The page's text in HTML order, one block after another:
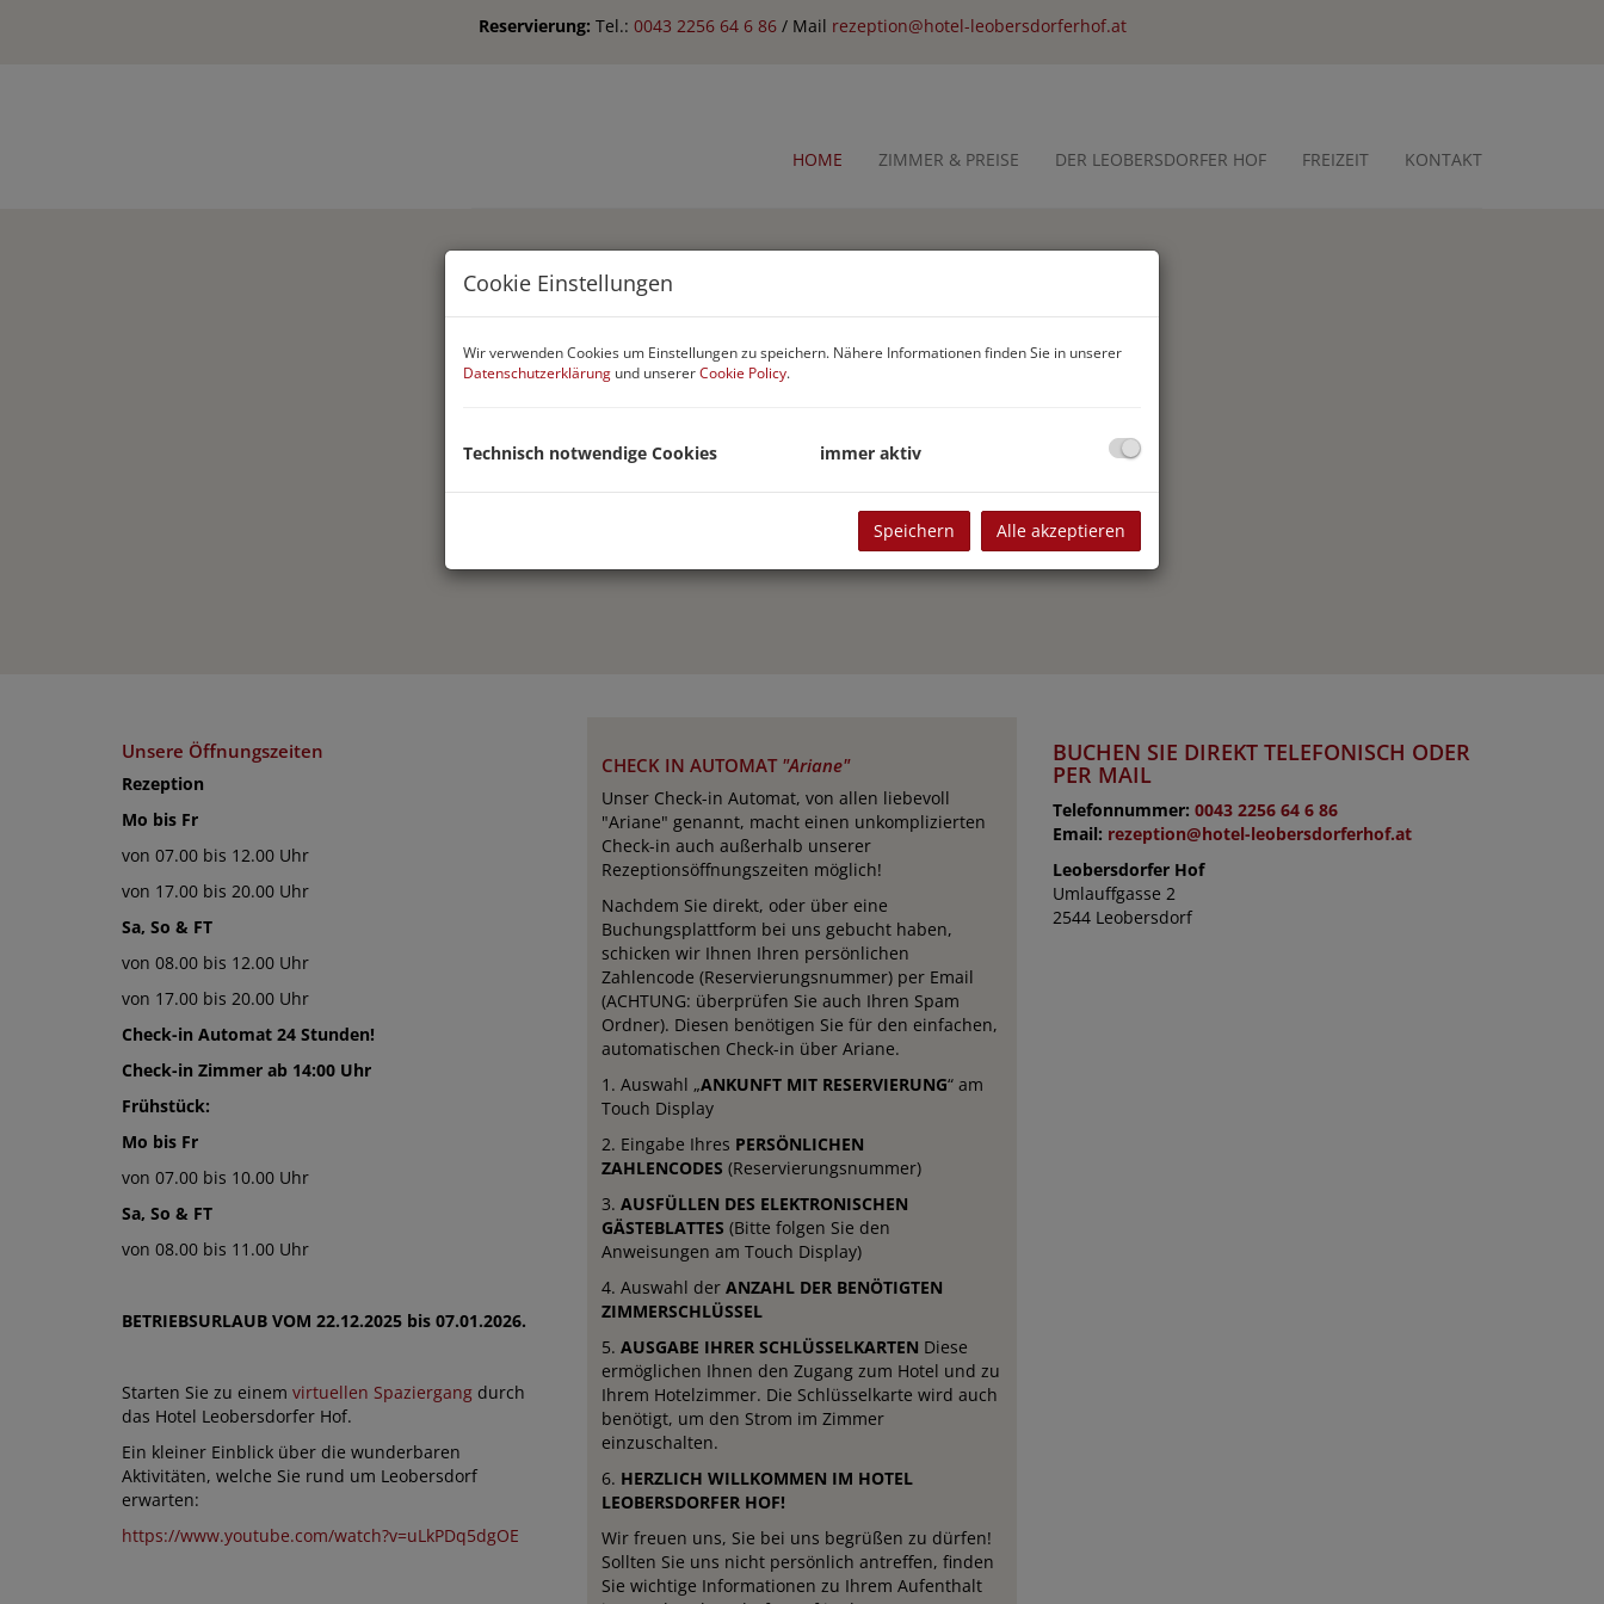
Reservierung: Tel.: 0043 2256 64 6 86/ Mail rezeption@hotel-leobersdorferhof.at
HOME ZIMMER & PREISE DER LEOBERSDORFER HOF FREIZEIT KONTAKT
Unsere Öffnungszeiten
Rezeption
Mo bis Fr
von 07.00 bis 12.00 Uhr
von 17.00 bis 20.00 Uhr
Sa, So & FT
von 08.00 bis 12.00 Uhr
von 17.00 bis 20.00 Uhr
Check-in Automat 24 Stunden!
Check-in Zimmer ab 14:00 Uhr
Frühstück:
Mo bis Fr
von 07.00 bis 10.00 Uhr
Sa, So & FT
von 08.00 bis 11.00 Uhr
BETRIEBSURLAUB VOM 22.12.2025 bis 07.01.2026.
Starten Sie zu einem virtuellen Spaziergang durch
das Hotel Leobersdorfer Hof.
Ein kleiner Einblick über die wunderbaren
Aktivitäten, welche Sie rund um Leobersdorf
erwarten:
https://www.youtube.com/watch?v=uLkPDq5dgOE
CHECK IN AUTOMAT "Ariane"
Unser Check-in Automat, von allen liebevoll
"Ariane" genannt, macht einen unkomplizierten
Check-in auch außerhalb unserer
Rezeptionsöffnungszeiten möglich!
Nachdem Sie direkt, oder über eine
Buchungsplattform bei uns gebucht haben,
schicken wir Ihnen Ihren persönlichen
Zahlencode (Reservierungsnummer) per Email
(ACHTUNG: überprüfen Sie auch Ihren Spam
Ordner). Diesen benötigen Sie für den einfachen,
automatischen Check-in über Ariane.
1. Auswahl „ANKUNFT MIT RESERVIERUNG“ am
Touch Display
2. Eingabe Ihres PERSÖNLICHEN
ZAHLENCODES (Reservierungsnummer)
3. AUSFÜLLEN DES ELEKTRONISCHEN
GÄSTEBLATTES (Bitte folgen Sie den
Anweisungen am Touch Display)
4. Auswahl der ANZAHL DER BENÖTIGTEN
ZIMMERSCHLÜSSEL
5. AUSGABE IHRER SCHLÜSSELKARTEN Diese
ermöglichen Ihnen den Zugang zum Hotel und zu
Ihrem Hotelzimmer. Die Schlüsselkarte wird auch
benötigt, um den Strom im Zimmer
einzuschalten.
6. HERZLICH WILLKOMMEN IM HOTEL
LEOBERSDORFER HOF!
Wir freuen uns, Sie bei uns begrüßen zu dürfen!
Sollten Sie uns nicht persönlich antreffen, finden
Sie wichtige Informationen zu Ihrem Aufenthalt
BUCHEN SIE DIREKT TELEFONISCH ODER
PER MAIL
Telefonnummer: 0043 2256 64 6 86
Email: rezeption@hotel-leobersdorferhof.at
Leobersdorfer Hof
Umlauffgasse 2
2544 Leobersdorf
Cookie Einstellungen
Wir verwenden Cookies um Einstellungen zu speichern. Nähere Informationen finden Sie in unserer
Datenschutzerklärung und unsererCookie Policy.
Technisch notwendige Cookies immer aktiv
Speichern Alle akzeptieren